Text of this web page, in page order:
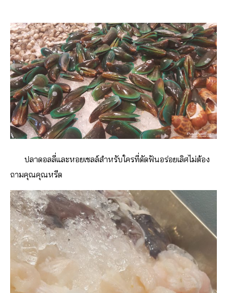
ปลาดอลลี่และหอยเชลล์สำหรับใครที่ดัดฟันอร่อยเลิศไม่ต้อง
ถามคุณคุณหรีด